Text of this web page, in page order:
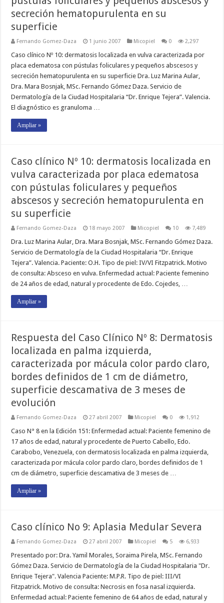
secreción hematopurulenta en su
superficie
Fernando Gomez-Daza 1 junio 2007 Micopiel 0 2,297
Caso clínico Nº 10: dermatosis localizada en vulva caracterizada por
placa edematosa con pústulas foliculares y pequeños abscesos y
secreción hematopurulenta en su superficie Dra. Luz Marina Aular,
Dra. Mara Bosnjak, MSc. Fernando Gómez Daza. Servicio de
Dermatología de la Ciudad Hospitalaria “Dr. Enrique Tejera”. Valencia.
El diagnóstico es granuloma …
Ampliar »
Caso clínico Nº 10: dermatosis localizada en
vulva caracterizada por placa edematosa
con pústulas foliculares y pequeños
abscesos y secreción hematopurulenta en
su superficie
Fernando Gomez-Daza 18 mayo 2007 Micopiel 10 7,489
Dra. Luz Marina Aular, Dra. Mara Bosnjak, MSc. Fernando Gómez Daza.
Servicio de Dermatología de la Ciudad Hospitalaria “Dr. Enrique
Tejera”. Valencia. Paciente: O.H. Tipo de piel: IV/VI Fitzpatrick. Motivo
de consulta: Absceso en vulva. Enfermedad actual: Paciente femenino
de 24 años de edad, natural y procedente de Edo. Cojedes, …
Ampliar »
Respuesta del Caso Clínico Nº 8: Dermatosis
localizada en palma izquierda,
caracterizada por mácula color pardo claro,
bordes definidos de 1 cm de diámetro,
superficie descamativa de 3 meses de
evolución
Fernando Gomez-Daza 27 abril 2007 Micopiel 0 1,912
Caso N° 8 en la Edición 151: Enfermedad actual: Paciente femenino de
17 años de edad, natural y procedente de Puerto Cabello, Edo.
Carabobo, Venezuela, con dermatosis localizada en palma izquierda,
caracterizada por mácula color pardo claro, bordes definidos de 1
cm de diámetro, superficie descamativa de 3 meses de …
Ampliar »
Caso clínico No 9: Aplasia Medular Severa
Fernando Gomez-Daza 27 abril 2007 Micopiel 5 6,933
Presentado por: Dra. Yamil Morales, Soraima Pirela, MSc. Fernando
Gómez Daza. Servicio de Dermatología de la Ciudad Hospitalaria "Dr.
Enrique Tejera". Valencia Paciente: M.P.R. Tipo de piel: III/VI
Fitzpatrick. Motivo de consulta: Necrosis en fosa nasal izquierda.
Enfermedad actual: Paciente femenino de 64 años de edad, natural y